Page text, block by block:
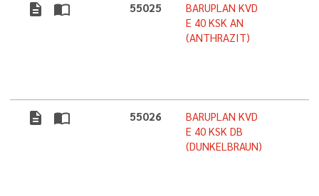
description import_contacts 55025
BARUPLAN KVD
E 40 KSK AN
(ANTHRAZIT)
description import_contacts 55026
BARUPLAN KVD
E 40 KSK DB
(DUNKELBRAUN)